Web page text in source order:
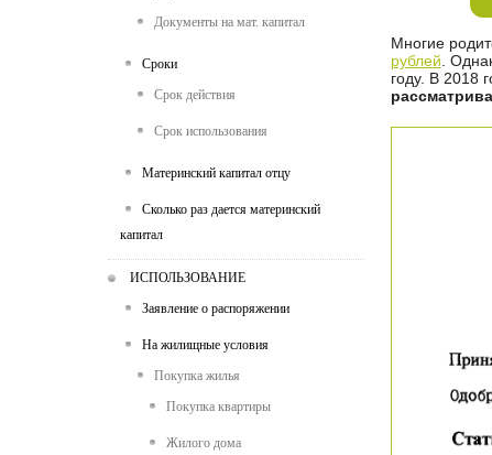
Документы на мат. капитал
Сроки
Срок действия
Срок использования
Материнский капитал отцу
Сколько раз дается материнский
капитал
ИСПОЛЬЗОВАНИЕ
Заявление о распоряжении
На жилищные условия
Покупка жилья
Покупка квартиры
Жилого дома
Многие
рублей .
году. В 2018